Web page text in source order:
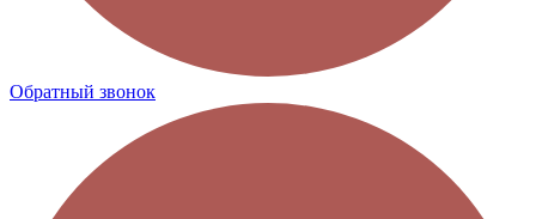
Обратный звонок